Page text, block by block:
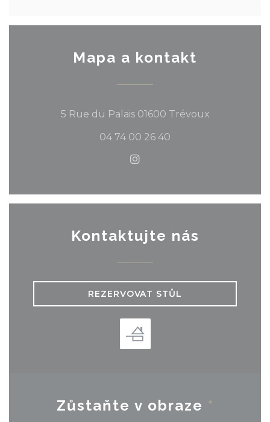
Mapa a kontakt
5 Rue du Palais 01600 Trévoux((otevře se
04 74 00 26 40
Instagram ((otevře se v
Kontaktujte nás
REZERVOVAT STŮL
Zůstaňte v obraze *